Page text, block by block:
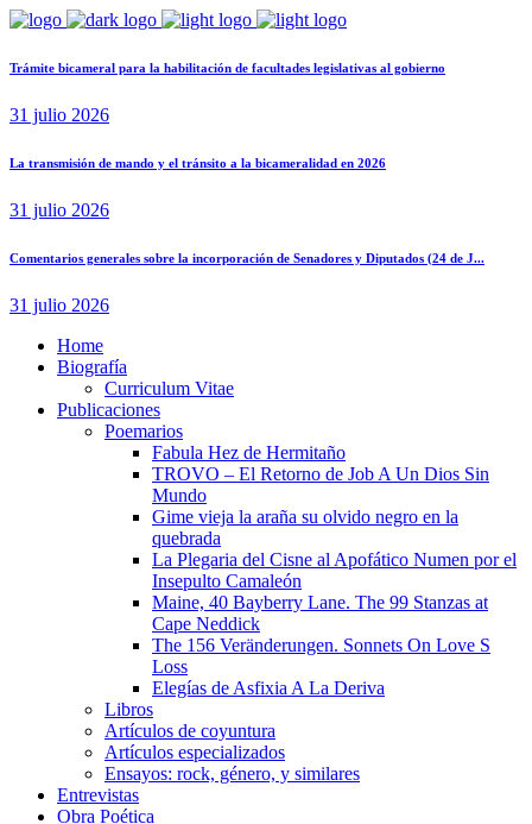
Trámite bicameral para la habilitación de facultades legislativas al gobierno
31 julio 2026
La transmisión de mando y el tránsito a la bicameralidad en 2026
31 julio 2026
Comentarios generales sobre la incorporación de Senadores y Diputados (24 de J...
31 julio 2026
Home
Biografía
Curriculum Vitae​
Publicaciones
Poemarios
Fabula Hez de Hermitaño
TROVO – El Retorno de Job A Un Dios Sin
Mundo
Gime vieja la araña su olvido negro en la
quebrada
La Plegaria del Cisne al Apofático Numen por el
Insepulto Camaleón
Maine, 40 Bayberry Lane. The 99 Stanzas at
Cape Neddick
The 156 Veränderungen. Sonnets On Love S
Loss
Elegías de Asfixia A La Deriva
Libros
Artículos de coyuntura
Artículos especializados
Ensayos: rock, género, y similares
Entrevistas
Obra Poética